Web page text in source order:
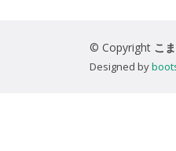
© Copyright こ
Designed by